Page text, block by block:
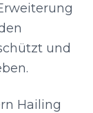
und
Hailing